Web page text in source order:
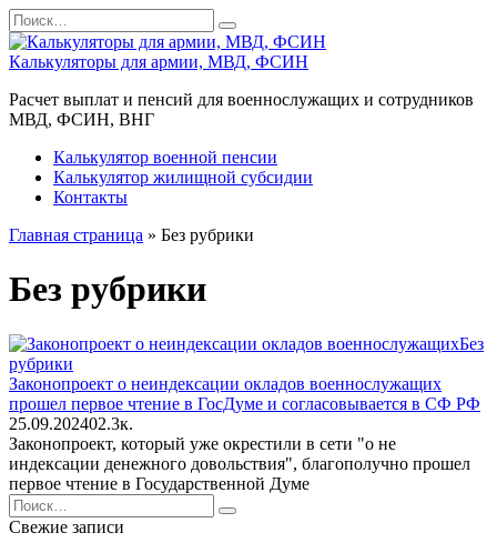
Перейти
к
содержанию
Search
for:
Калькуляторы для армии, МВД, ФСИН
Расчет выплат и пенсий для военнослужащих и сотрудников
МВД, ФСИН, ВНГ
Калькулятор военной пенсии
Калькулятор жилищной субсидии
Контакты
Главная страница » Без рубрики
Без рубрики
Без
рубрики
Законопроект о неиндексации окладов военнослужащих
прошел первое чтение в ГосДуме и согласовывается в СФ РФ
25.09.202402.3к.
Законопроект, который уже окрестили в сети "о не
индексации денежного довольствия", благополучно прошел
первое чтение в Государственной Думе
Search
for:
Свежие записи